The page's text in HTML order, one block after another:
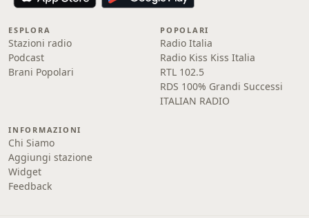
ESPLORA
Stazioni radio
Podcast
Brani Popolari
POPOLARI
Radio Italia
Radio Kiss Kiss Italia
RTL 102.5
RDS 100% Grandi Successi
ITALIAN RADIO
INFORMAZIONI
Chi Siamo
Aggiungi stazione
Widget
Feedback